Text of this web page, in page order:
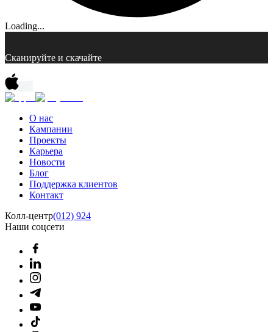
Loading...
Сканируйте и скачайте
О нас
Кампании
Проекты
Карьера
Новости
Блог
Поддержка клиентов
Контакт
Колл-центр(012) 924
Наши соцсети